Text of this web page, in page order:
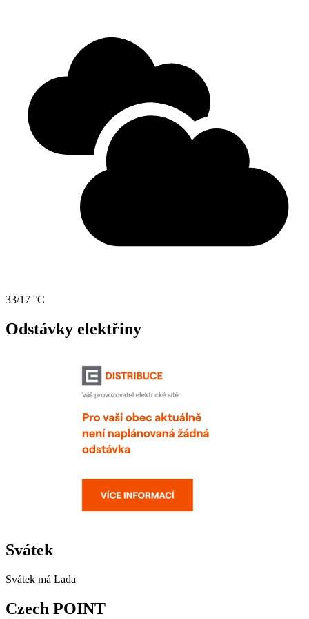
33/17 °C
Odstávky elektřiny
Svátek
Svátek má Lada
Czech POINT